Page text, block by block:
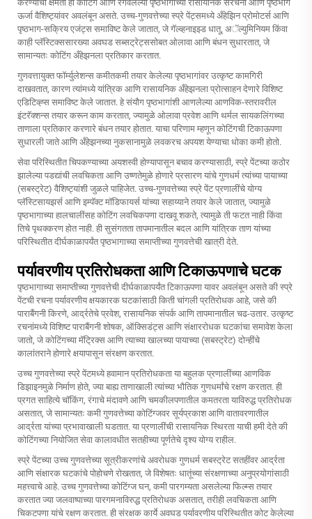
करण्याची क्षमता ही कोटिंग आणि रंगवलेल्या पृष्ठभागाच्या रासायनिक संरचना आणि पृष्ठभाग
ऊर्जा वैशिष्ट्यांवर अवलंबून असते. उच्च-गुणवत्तेच्या स्प्रे पेंट्समध्ये अँहेझिन प्रोमोटर्स आणि
पृष्ठभाग-सक्रिय एजंट्स समाविष्ट केले जातात, जे गॅल्व्हनाइझ्ड धातू, अॅल्युमिनियम किंवा
काही प्लॅस्टिक्ससारख्या अवघड सब्सट्रेट्ससोबत ओलावा आणि बंधन सुधारतात, जे
सामान्यतः कोटिंग अँहेझनला प्रतिकार करतात.
गुणवत्तायुक्त फॉर्म्युलेशन्स कमीतकमी तयार केलेल्या पृष्ठभागांवर उत्कृष्ट कामगिरी
दाखवतात, कारण त्यांमध्ये यांत्रिक आणि रासायनिक अँहेझनला प्रोत्साहन देणारे विशिष्ट
एडिटिव्ह्स समाविष्ट केले जातात. हे संयौग पृष्ठभागांशी आणलेल्या आणविक-स्तरावरील
इंटरॅक्शन्स तयार करून काम करतात, ज्यामुळे ओलावा प्रवेश आणि थर्मल सायकलिंगच्या
ताणाला प्रतिकार करणारे बंधन तयार होतात. याचा परिणाम म्हणून कोटिंगची टिकाऊपणा
सुधारली जाते आणि अँहेझनच्या नुकसानामुळे लवकरच अपयश येण्याचा धोका कमी होतो.
सेवा परिस्थितीत चिपकण्याच्या अयशस्वी होण्यापासून बचाव करण्यासाठी, स्प्रे पेंटच्या कठोर
झालेल्या पडद्यांची लवचिकता आणि उष्णतेमुळे होणारे प्रसारण यांचे गुणधर्म त्यांच्या पायाच्या
(सबस्ट्रेट) वैशिष्ट्यांशी जुळले पाहिजेत. उच्च-गुणवत्तेच्या स्प्रे पेंट प्रणालींचे योग्य
प्लॅस्टिसायझर्स आणि इम्पॅक्ट मॉडिफायर्स यांच्या सहाय्याने तयार केले जातात, ज्यामुळे
पृष्ठभागाच्या हालचालींसह कोटिंग लवचिकपणा दाखवू शकते, त्यामुळे ती फटत नाही किंवा
तिचे पृथक्करण होत नाही. ही सुसंगतता तापमानातील बदल आणि यांत्रिक ताण यांच्या
परिस्थितीत दीर्घकाळापर्यंत पृष्ठभागाच्या समाप्तीच्या गुणवत्तेची खात्री देते.
पर्यावरणीय प्रतिरोधकता आणि टिकाऊपणाचे घटक
पृष्ठभागाच्या समाप्तीच्या गुणवत्तेची दीर्घकाळापर्यंत टिकाऊपणा यावर अवलंबून असते की स्प्रे
पेंटची रचना पर्यावरणीय क्षयकारक घटकांसाठी किती चांगली प्रतिरोधक आहे, जसे की
पाराबैंगनी किरणे, आर्द्रतेचे प्रवेश, रासायनिक संपर्क आणि तापमानातील चढ-उतार. उत्कृष्ट
रचनांमध्ये विशिष्ट पाराबैंगनी शोषक, ऑक्सिडंट्स आणि संक्षाररोधक घटकांचा समावेश केला
जातो, जे कोटिंगच्या मॅट्रिक्स आणि त्याच्या खालच्या पायाच्या (सबस्ट्रेट) दोन्हींचे
कालांतराने होणारे क्षयापासून संरक्षण करतात.
उच्च गुणवत्तेच्या स्प्रे पेंटमध्ये हवामान प्रतिरोधकता या बहुलक प्रणालींच्या आणविक
डिझाइनमुळे निर्माण होते, ज्या बाह्य ताणाखाली त्यांच्या भौतिक गुणधर्मांचे रक्षण करतात. ही
प्रगत साहित्ये चॉकिंग, रंगाचे मंदावणे आणि चमकीलपणातील कमतरता याविरुद्ध प्रतिरोधक
असतात, जे सामान्यतः कमी गुणवत्तेच्या कोटिंग्जवर सूर्यप्रकाश आणि वातावरणातील
आर्द्रता यांच्या प्रभावाखाली घडतात. या प्रणालींची रासायनिक स्थिरता याची हमी देते की
कोटिंगच्या नियोजित सेवा कालावधीत सतहीच्या पूर्णतेचे दृश्य योग्य राहील.
स्प्रे पेंटच्या उच्च गुणवत्तेच्या सूत्रीकरणांचे अवरोधक गुणधर्म सबस्ट्रेट सतहींवर आर्द्रता
आणि संक्षारक घटकांचे पोहोचणे रोखतात, जे विशेषतः धातूंच्या संरक्षणाच्या अनुप्रयोगांसाठी
महत्त्वाचे आहे. उच्च गुणवत्तेच्या कोटिंग्ज घन, कमी पारगम्यता असलेल्या फिल्म्स तयार
करतात ज्या जलवाष्पाच्या पारगमनाविरुद्ध प्रतिरोधक असतात, तरीही लवचिकता आणि
चिकटपणा यांचे रक्षण करतात. ही संरक्षक कार्ये अवघड पर्यावरणीय परिस्थितीत कोट केलेल्या